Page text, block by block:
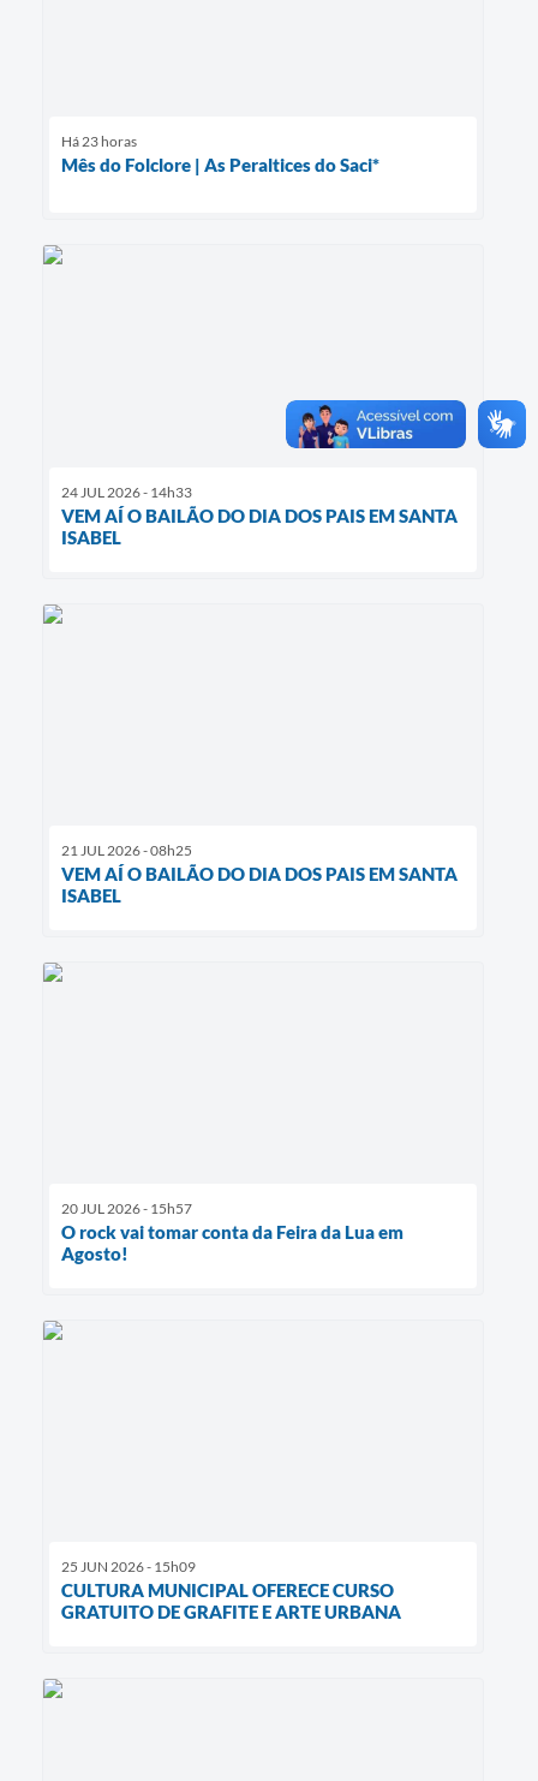
Há 23 horas
Mês do Folclore | As Peraltices do Saci*
24 JUL 2026 - 14h33
VEM AÍ O BAILÃO DO DIA DOS PAIS EM SANTA
ISABEL
21 JUL 2026 - 08h25
VEM AÍ O BAILÃO DO DIA DOS PAIS EM SANTA
ISABEL
20 JUL 2026 - 15h57
O rock vai tomar conta da Feira da Lua em
Agosto!
25 JUN 2026 - 15h09
CULTURA MUNICIPAL OFERECE CURSO
GRATUITO DE GRAFITE E ARTE URBANA